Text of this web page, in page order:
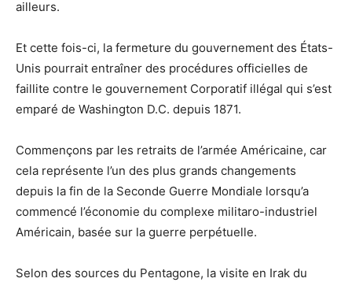
ailleurs.
Et cette fois-ci, la fermeture du gouvernement des États-
Unis pourrait entraîner des procédures officielles de
faillite contre le gouvernement Corporatif illégal qui s’est
emparé de Washington D.C. depuis 1871.
Commençons par les retraits de l’armée Américaine, car
cela représente l’un des plus grands changements
depuis la fin de la Seconde Guerre Mondiale lorsqu’a
commencé l’économie du complexe militaro-industriel
Américain, basée sur la guerre perpétuelle.
Selon des sources du Pentagone, la visite en Irak du